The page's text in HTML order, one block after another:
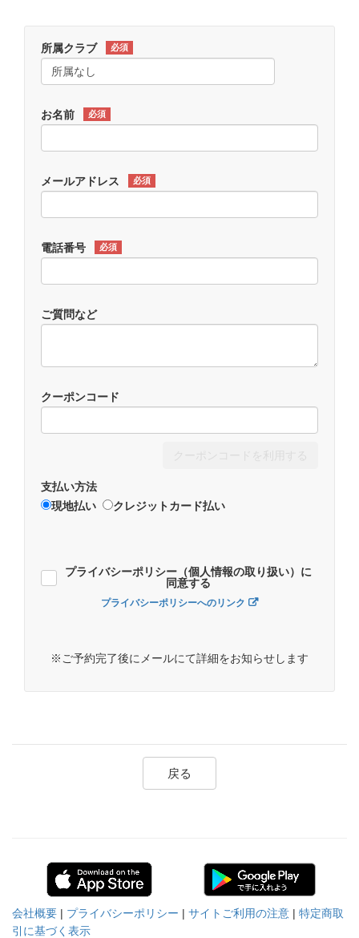
所属クラブ 必須
お名前 必須
メールアドレス 必須
電話番号 必須
ご質問など
クーポンコード
支払い方法
現地払い
クレジットカード払い
プライバシーポリシー（個人情報の取り扱い）に
同意する
プライバシーポリシーへのリンク
※ご予約完了後にメールにて詳細をお知らせします
戻る
会社概要 | プライバシーポリシー | サイトご利用の注意 | 特定商取
引に基づく表示